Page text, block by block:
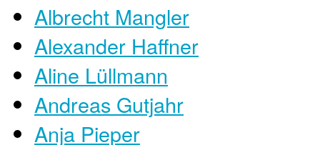
Albrecht Mangler
Alexander Haffner
Aline Lüllmann
Andreas Gutjahr
Anja Pieper